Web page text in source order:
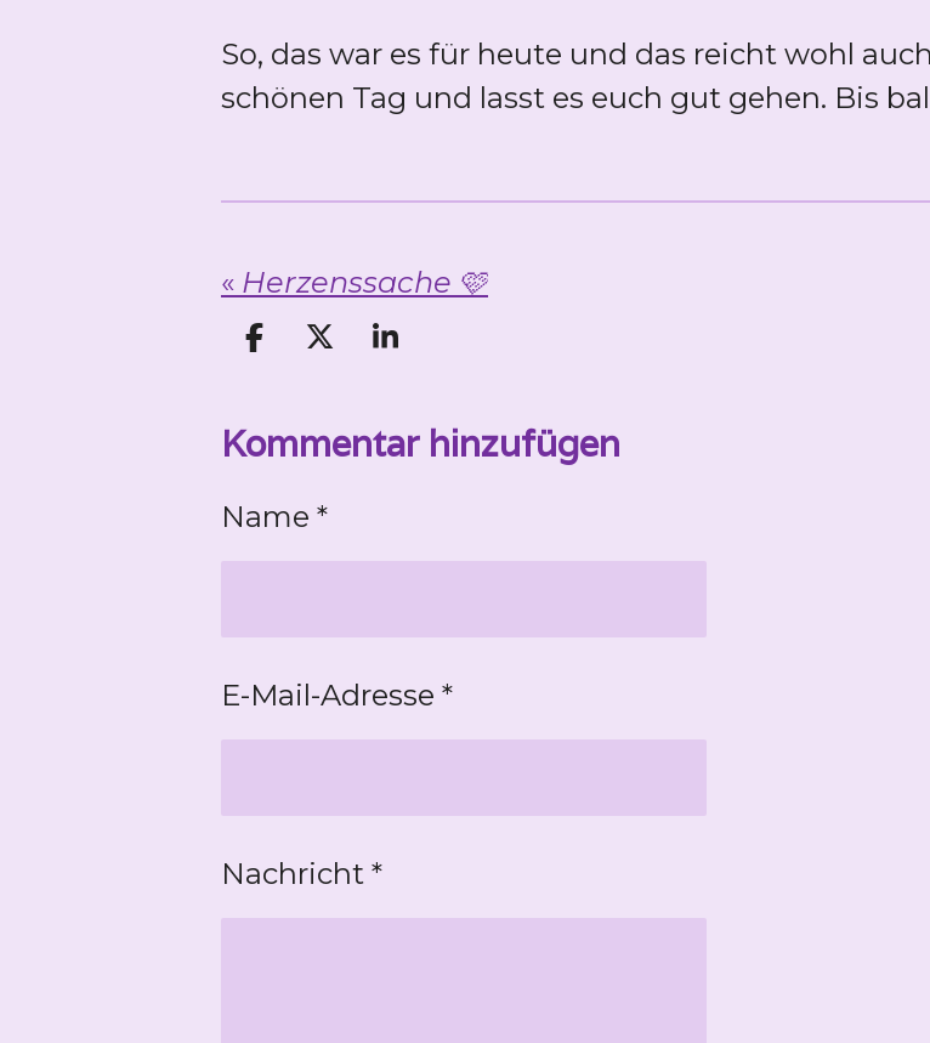
So, das war es für heute und das reicht wohl
schönen Tag und lasst es euch gut gehen. Bis
« Herzenssache 🩷
T
l
T
l
n
T
l
Kommentar hinzufügen
Name *
E-Mail-Adresse *
Nachricht *